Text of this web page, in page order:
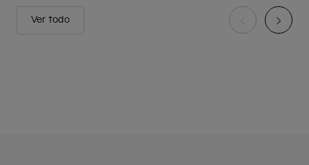
Ver todo